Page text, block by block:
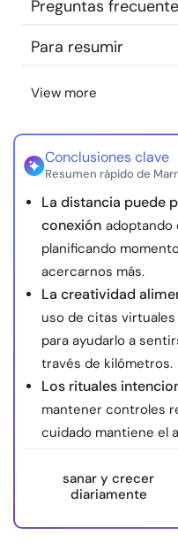
Idioma
Sobre nosotros
© Copyright 2026.
Preguntas
Para resumir
View more
Conclusiones clave
Resumen rápido de
La distancia puede
conexión adoptando
planificando
acercarnos más.
La creatividad
uso de citas
para ayudarlo a
través de kilómetros.
Los rituales
mantener controles
cuidado mantiene el
sanar y crecer
diariamente